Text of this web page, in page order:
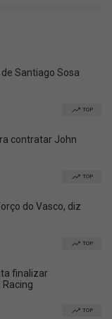
Santiago Sosa
TOP
contratar John
TOP
do Vasco, diz
TOP
finalizar
TOP